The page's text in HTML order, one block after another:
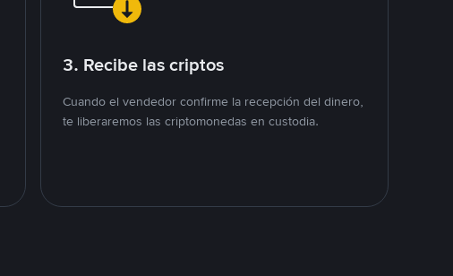
3. Recibe las criptos
Cuando el vendedor confirme la recepción del dinero,
te liberaremos las criptomonedas en custodia.